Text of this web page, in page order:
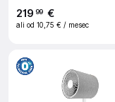
219 99 €
ali od 10,75 € / mesec